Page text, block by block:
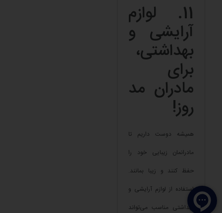
11. لوازم
آرایشی و
بهداشتی،
برای
مادران مد
روز!
همیشه دوست داریم تا
مادرانمان زیبایی خود را
حفظ کنند و زیبا بمانند.
استفاده از لوازم آرایشی و
بهداشتی مناسب می‌تواند